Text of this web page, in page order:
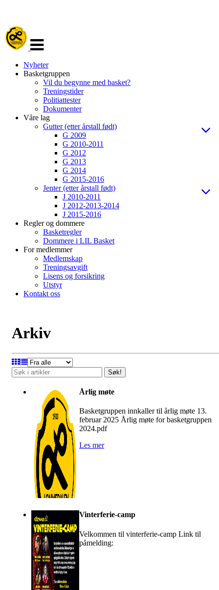
navigasjon
Nyheter
Basketgruppen
Vil du begynne med basket?
Treningstider
Politiattester
Dokumenter
Våre lag
Gutter (etter årstall født)
G 2009
G 2010-2011
G 2012
G 2013
G 2014
G 2015-2016
Jenter (etter årstall født)
J 2010-2011
J 2012-2013-2014
J 2015-2016
Regler og dommere
Basketregler
Dommere i LIL Basket
For medlemmer
Medlemskap
Treningsavgift
Lisens og forsikring
Utstyr
Kontakt oss
Arkiv
Søk!
Årlig møte
Basketgruppen innkaller til årlig møte 13.
februar 2025 Årlig møte for basketgruppen
2024.pdf
Les mer
Vinterferie-camp
Velkommen til vinterferie-camp Link til
påmelding: